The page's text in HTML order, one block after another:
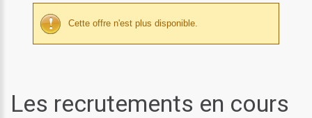
Cette offre n'est plus disponible.
Les recrutements en cours